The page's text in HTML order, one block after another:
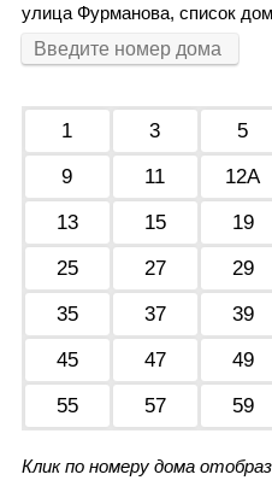
улица Фурманова, список
1 3 5
9
11 12А
13
15 19
25
27 29
35
37 39
45
47 49
55
57 59
Клик по номеру дома